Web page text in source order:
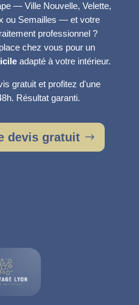
— Ville Nouvelle, Velette,
ou Semailles — et votre
professionnel ?
chez vous pour un
adapté à votre intérieur.
gratuit et profitez d'une
Résultat garanti.
devis gratuit